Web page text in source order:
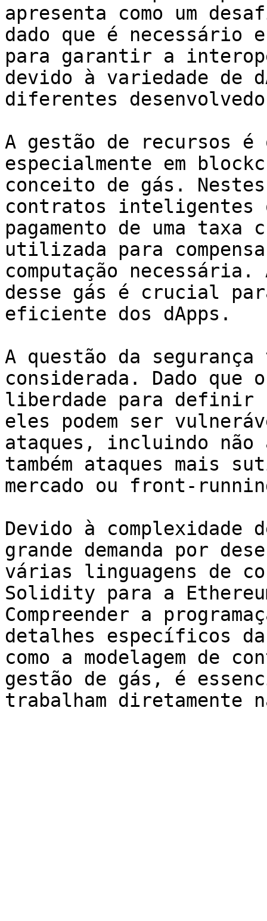
apresenta como um
dado que é necessário
para garantir a
devido à variedade de
diferentes
A gestão de recursos
especialmente em
conceito de gás.
contratos inteligentes
pagamento de uma taxa
utilizada para
computação
desse gás é crucial
eficiente dos dApps.
A questão da segurança
considerada. Dado que
liberdade para definir
eles podem ser
ataques, incluindo não
também ataques mais
mercado ou front-
Devido à complexidade
grande demanda por
várias linguagens de
Solidity para a
Compreender a
detalhes específicos
como a modelagem de
gestão de gás, é